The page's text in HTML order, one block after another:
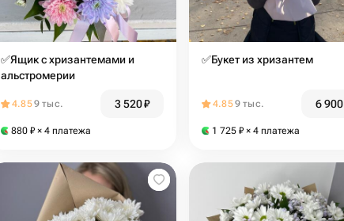
✅Ящик с хризантемами и
альстромерии
4.859 тыс. 3 520₽
880 ₽ × 4 платежа
✅Букет из хризантем
4.859 тыс. 6 900
1 725 ₽ × 4 платежа